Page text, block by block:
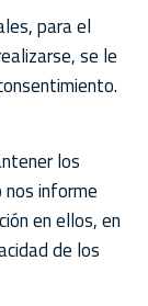
para el
se le
los
informe
en ellos, en
de los